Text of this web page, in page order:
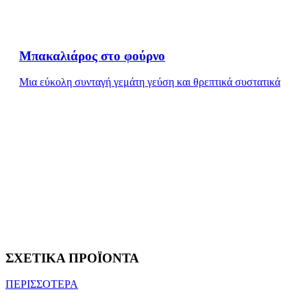
Μπακαλιάρος στο φούρνο
Μια εύκολη συνταγή γεμάτη γεύση και θρεπτικά συστατικά
ΣΧΕΤΙΚΑ ΠΡΟΪΟΝΤΑ
ΠΕΡΙΣΣΟΤΕΡΑ